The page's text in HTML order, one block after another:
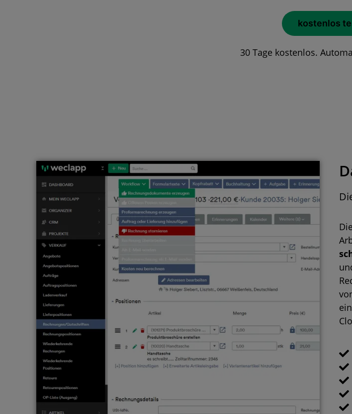
kostenlos
30 Tage kostenlos.